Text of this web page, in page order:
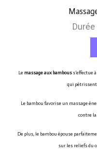
Le massage aux bambous s’effectue
qui pétrissent
Le bambou favorise un massage
contre
De plus, le bambou épouse
sur les reliefs du